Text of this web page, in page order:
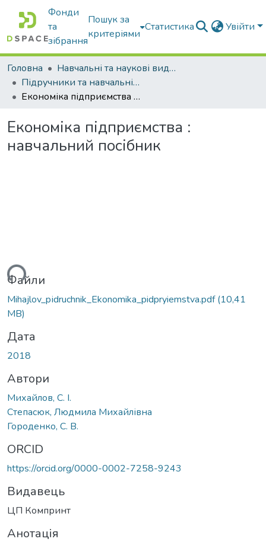
Фонди
та
зібрання
Пошук за
критеріями
Статистика Увійти
Головна
Навчальні та наукові видання
Підручники та навчальні посібники
Економіка підприємства : навчальний посібник
Економіка підприємства :
навчальний посібник
Файли
Mihajlov_pіdruchnik_Ekonomika_pidpryiemstva.pdf(10,41
MB)
Дата
2018
Автори
Михайлов, С. І.
Степасюк, Людмила Михайлівна
Городенко, С. В.
ORCID
https://orcid.org/0000-0002-7258-9243
Видавець
ЦП Компринт
Анотація